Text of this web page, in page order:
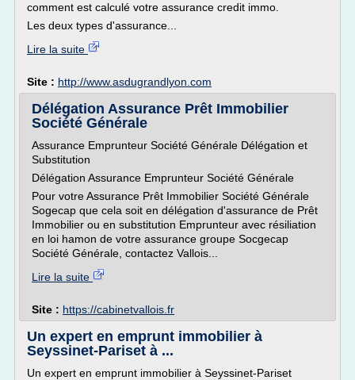
comment est calculé votre assurance credit immo.
Les deux types d'assurance...
Lire la suite
Site : http://www.asdugrandlyon.com
Délégation Assurance Prêt Immobilier
Société Générale
Assurance Emprunteur Société Générale Délégation et
Substitution
Délégation Assurance Emprunteur Société Générale
Pour votre Assurance Prêt Immobilier Société Générale
Sogecap que cela soit en délégation d'assurance de Prêt
Immobilier ou en substitution Emprunteur avec résiliation
en loi hamon de votre assurance groupe Socgecap
Société Générale, contactez Vallois...
Lire la suite
Site : https://cabinetvallois.fr
Un expert en emprunt immobilier à
Seyssinet-Pariset à ...
Un expert en emprunt immobilier à Seyssinet-Pariset